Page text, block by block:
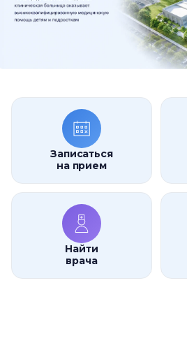
Записаться
на прием
Найти
врача